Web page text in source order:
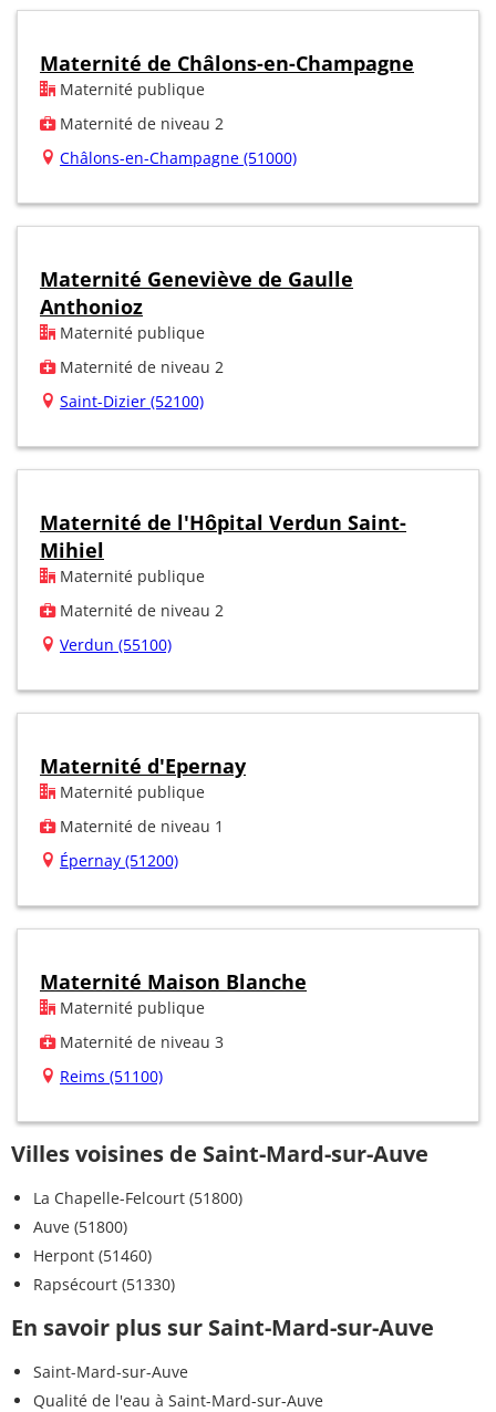
Maternité de Châlons-en-Champagne
Maternité publique
Maternité de niveau 2
Châlons-en-Champagne (51000)
Maternité Geneviève de Gaulle
Anthonioz
Maternité publique
Maternité de niveau 2
Saint-Dizier (52100)
Maternité de l'Hôpital Verdun Saint-
Mihiel
Maternité publique
Maternité de niveau 2
Verdun (55100)
Maternité d'Epernay
Maternité publique
Maternité de niveau 1
Épernay (51200)
Maternité Maison Blanche
Maternité publique
Maternité de niveau 3
Reims (51100)
Villes voisines de Saint-Mard-sur-Auve
La Chapelle-Felcourt (51800)
Auve (51800)
Herpont (51460)
Rapsécourt (51330)
En savoir plus sur Saint-Mard-sur-Auve
Saint-Mard-sur-Auve
Qualité de l'eau à Saint-Mard-sur-Auve